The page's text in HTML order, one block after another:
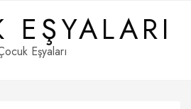
EŞYALARI
Eşyaları